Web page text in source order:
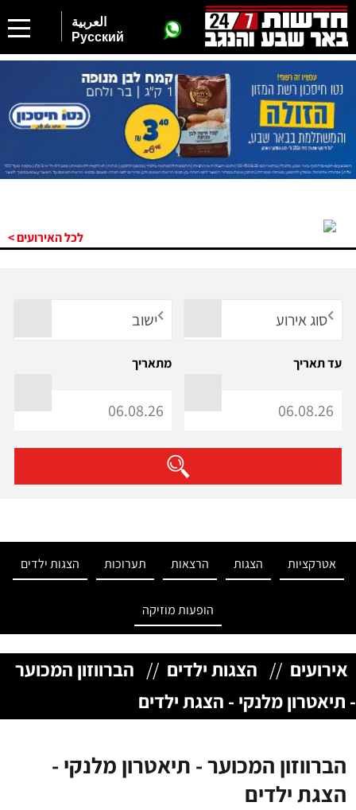
العربية
Русский
לכל האירועים >
ישוב סוג אירוע
מתאריך עד תאריך
אטרקציות הצגות הרצאות תערוכות הצגות ילדים
הופעות מוזיקה
אירועים // הצגות ילדים // הברווזון המכוער
- תיאטרון מלנקי - הצגת ילדים
הברווזון המכוער - תיאטרון מלנקי -
הצגת ילדים